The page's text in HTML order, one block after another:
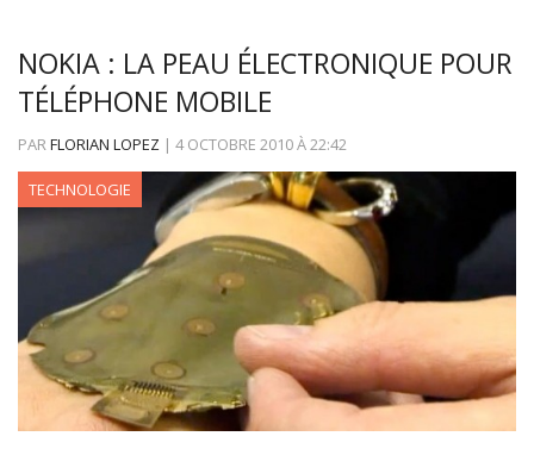
NOKIA : LA PEAU ÉLECTRONIQUE POUR
TÉLÉPHONE MOBILE
PARFLORIAN LOPEZ | 4 OCTOBRE 2010À22:42
TECHNOLOGIE